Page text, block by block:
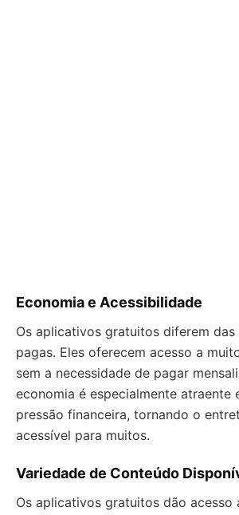
Economia e Acessibilidade
Os aplicativos gratuitos diferem das
pagas. Eles oferecem acesso a
sem a necessidade de pagar
economia é especialmente atraente
pressão financeira, tornando o
acessível para muitos.
Variedade de Conteúdo
Os aplicativos gratuitos dão acesso